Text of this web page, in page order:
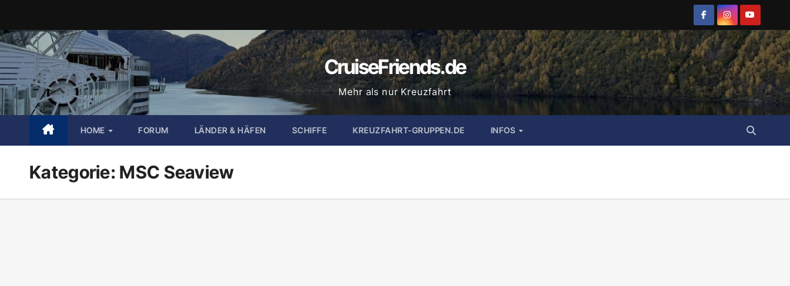
springen
CruiseFriends.de
Mehr als nur Kreuzfahrt
HOME FORUM LÄNDER & HÄFEN SCHIFFE KREUZFAHRT-GRUPPEN.DE INFOS
Kategorie: MSC Seaview